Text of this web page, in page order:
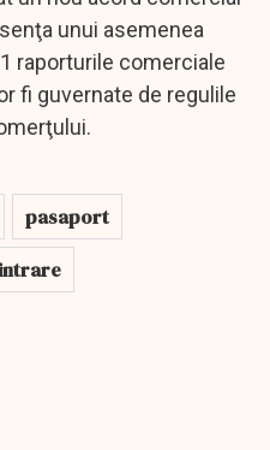
unui asemenea
raporturile comerciale
fi guvernate de regulile
pasaport